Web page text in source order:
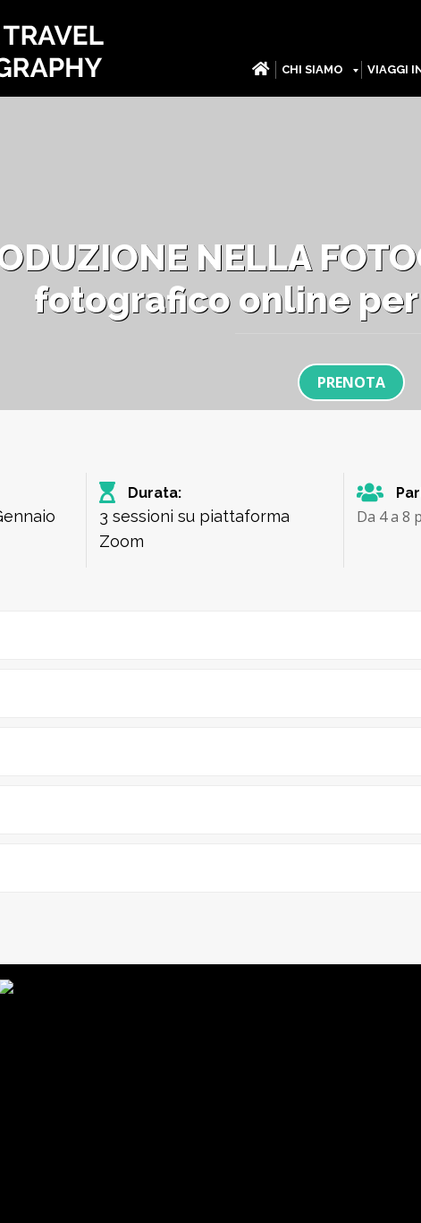
CHI SIAMO VIAGGI
NELLA
fotografico online
PRENOTA
Durata:
3 sessioni su piattaforma
Zoom
Da 4 a 8